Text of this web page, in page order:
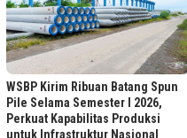
WSBP Kirim Ribuan Batang Spun
Pile Selama Semester I 2026,
Perkuat Kapabilitas Produksi
untuk Infrastruktur Nasional